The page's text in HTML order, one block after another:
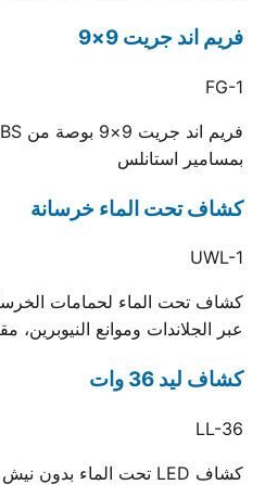
فريم اند جريت 9×9
FG-1
بمسامير استانلس
كشاف تحت الماء خرسانة
UWL-1
كشاف تحت الماء لحمامات
عبر الجلاندات وموانع النيوبرين،
كشاف ليد 36 وات
LL-36